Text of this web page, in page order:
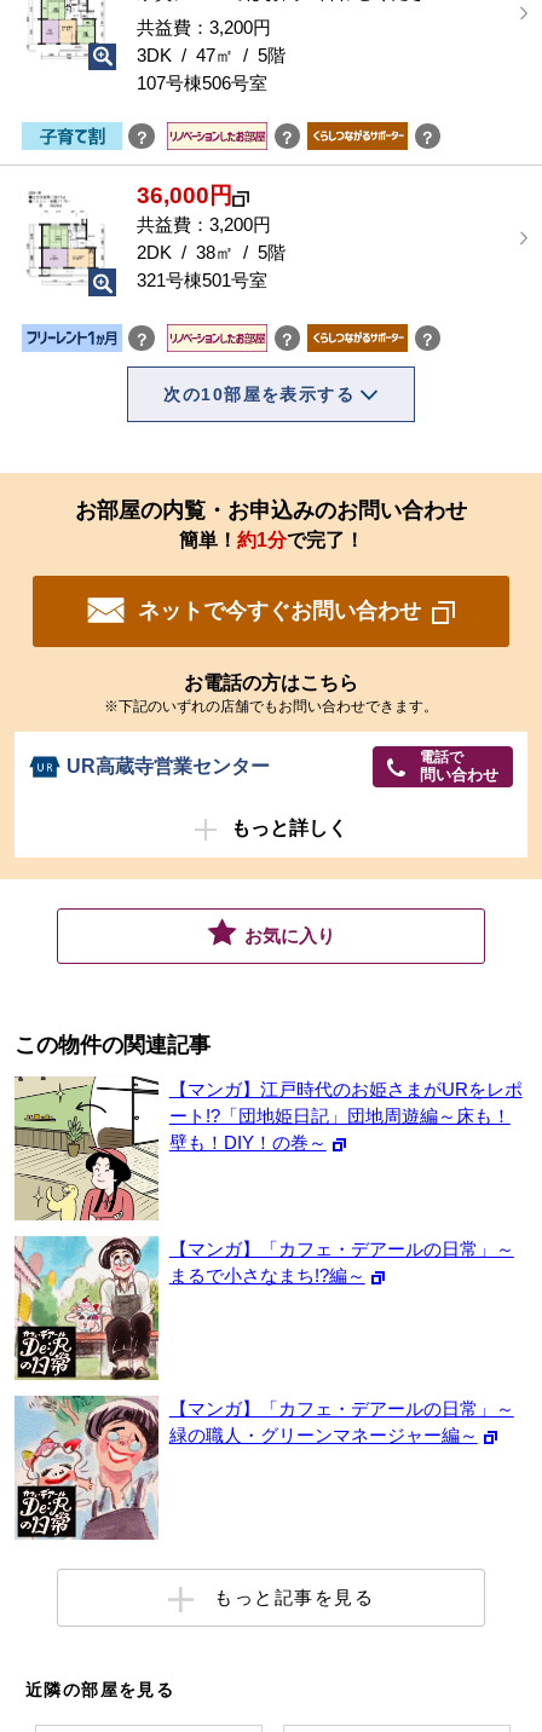
共益費：3,200円
3DK / 47㎡ / 5階
107号棟506号室
？ ？ ？
36,000円
共益費：3,200円
2DK / 38㎡ / 5階
321号棟501号室
？ ？ ？
次の10部屋を表示する
お部屋の内覧・お申込みのお問い合わせ
簡単！ 約1分で完了！
ネットで今すぐお問い合わせ
お電話の方はこちら
※下記のいずれの店舗でもお問い合わせできます。
UR高蔵寺営業センター 電話で
問い合わせ
もっと詳しく
お気に入り
この物件の関連記事
【マンガ】江戸時代のお姫さまがURをレポ
ート!?「団地姫日記」団地周遊編～床も！
壁も！DIY！の巻～
【マンガ】「カフェ・デアールの日常」～
まるで小さなまち!?編～
【マンガ】「カフェ・デアールの日常」～
緑の職人・グリーンマネージャー編～
もっと記事を見る
近隣の部屋を見る